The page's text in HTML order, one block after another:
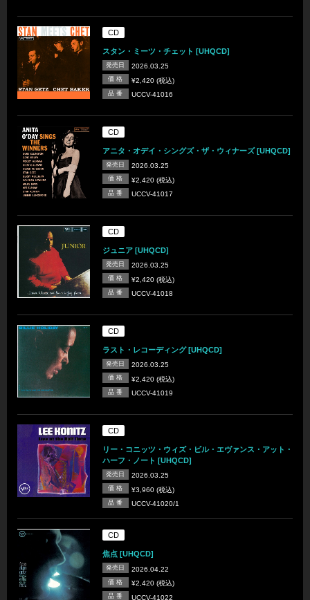
CD
スタン・ミーツ・チェット [UHQCD]
発売日 2026.03.25
価 格 ¥2,420 (税込)
品 番 UCCV-41016
CD
アニタ・オデイ・シングズ・ザ・ウィナーズ [UHQCD]
発売日 2026.03.25
価 格 ¥2,420 (税込)
品 番 UCCV-41017
CD
ジュニア [UHQCD]
発売日 2026.03.25
価 格 ¥2,420 (税込)
品 番 UCCV-41018
CD
ラスト・レコーディング [UHQCD]
発売日 2026.03.25
価 格 ¥2,420 (税込)
品 番 UCCV-41019
CD
リー・コニッツ・ウィズ・ビル・エヴァンス・アット・
ハーフ・ノート [UHQCD]
発売日 2026.03.25
価 格 ¥3,960 (税込)
品 番 UCCV-41020/1
CD
焦点 [UHQCD]
発売日 2026.04.22
価 格 ¥2,420 (税込)
品 番 UCCV-41022